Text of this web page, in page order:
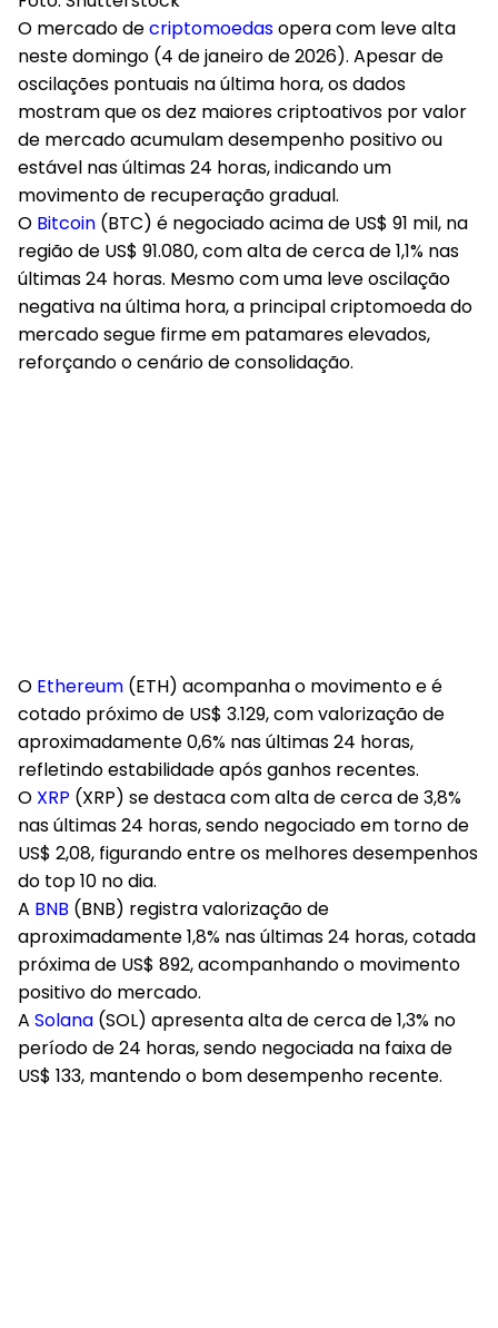
Foto: Shutterstock
O mercado decriptomoedasopera com leve alta
neste domingo (4 de janeiro de 2026). Apesar de
oscilações pontuais na última hora, os dados
mostram queos dez maiores criptoativos por valor
de mercado acumulam desempenho positivo ou
estável nas últimas 24 horas , indicando um
movimento de recuperação gradual.
OBitcoin(BTC) é negociado acima de US$ 91 mil, na
região de US$ 91.080, com alta de cerca de 1,1% nas
últimas 24 horas. Mesmo com uma leve oscilação
negativa na última hora, a principal criptomoeda do
OEthereum(ETH) acompanha o movimento e é
cotado próximo de US$ 3.129, com valorização de
aproximadamente 0,6% nas últimas 24 horas,
refletindo estabilidade após ganhos recentes.
OXRP(XRP) se destaca com alta de cerca de 3,8%
nas últimas 24 horas, sendo negociado em torno de
US$ 2,08, figurando entre os melhores desempenhos
do top 10 no dia.
ABNB(BNB) registra valorização de
aproximadamente 1,8% nas últimas 24 horas, cotada
próxima de US$ 892, acompanhando o movimento
positivo do mercado.
ASolana(SOL) apresenta alta de cerca de 1,3% no